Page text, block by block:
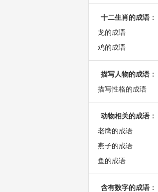
十二生肖的成语 ：
龙的成语
鸡的成语
描写人物的成语 ：
描写性格的成语
动物相关的成语 ：
老鹰的成语
燕子的成语
鱼的成语
含有数字的成语 ：